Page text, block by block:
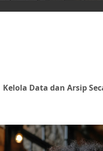
Kelola Data dan Arsip